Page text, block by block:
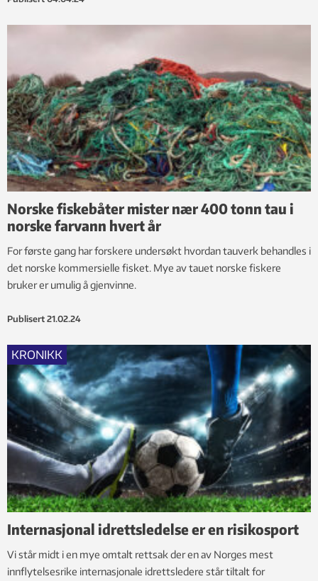
Norske fiskebåter mister nær 400 tonn tau i
norske farvann hvert år
For første gang har forskere undersøkt hvordan tauverk behandles i
det norske kommersielle fisket. Mye av tauet norske fiskere
bruker er umulig å gjenvinne.
Publisert 21.02.24
KRONIKK
Internasjonal idrettsledelse er en risikosport
Vi står midt i en mye omtalt rettsak der en av Norges mest
innflytelsesrike internasjonale idrettsledere står tiltalt for